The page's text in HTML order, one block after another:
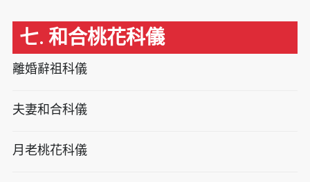
七. 和合桃花科儀
離婚辭祖科儀
夫妻和合科儀
月老桃花科儀